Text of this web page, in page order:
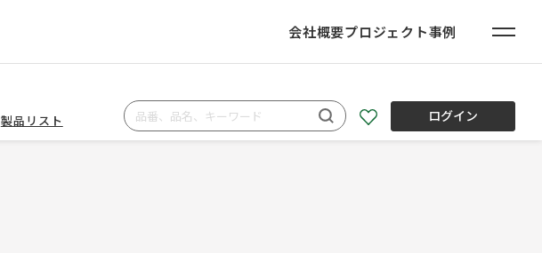
会社概要プロジェクト事例
製品リスト ログイン